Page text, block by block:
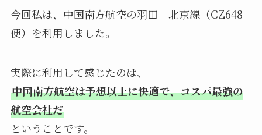
今回私は、中国南方航空の羽田－北京線（CZ648
便）を利用しました。
実際に利用して感じたのは、
中国南方航空は予想以上に快適で、コスパ最強の
航空会社だ
ということです。